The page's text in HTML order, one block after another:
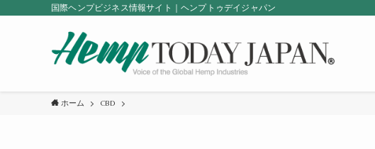
国際ヘンプビジネス情報サイト｜ヘンプトゥデイジャパン
ホーム CBD